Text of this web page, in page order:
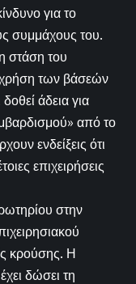
για το
συμμάχους του.
στάση του
των βάσεών
άδεια για
από το
ενδείξεις ότι
επιχειρήσεις
στην
κρούσης. Η
δώσει τη